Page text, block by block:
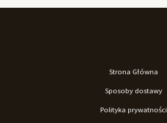
Strona Główna
Sposoby dostawy
Polityka prywatności